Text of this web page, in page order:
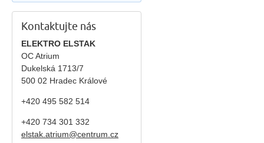
Kontaktujte nás
ELEKTRO ELSTAK
OC Atrium
Dukelská 1713/7
500 02 Hradec Králové
+420 495 582 514
+420 734 301 332
elstak.atrium@centrum.cz